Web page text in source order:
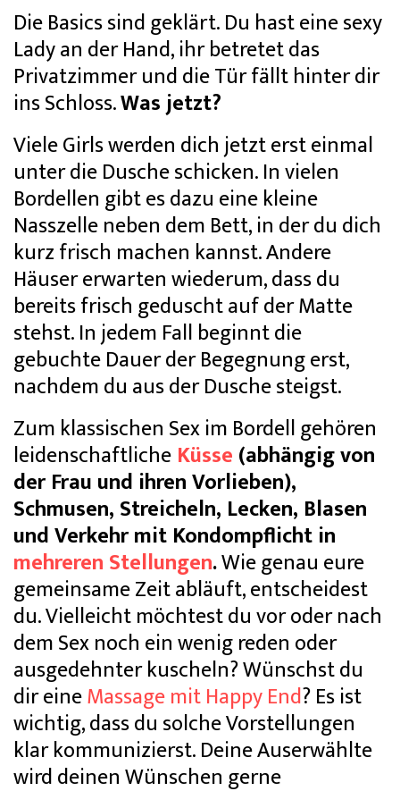
Die Basics sind geklärt. Du hast eine sexy
Lady an der Hand, ihr betretet das
Privatzimmer und die Tür fällt hinter dir
ins Schloss.Was jetzt?
Viele Girls werden dich jetzt erst einmal
unter die Dusche schicken. In vielen
Bordellen gibt es dazu eine kleine
Nasszelle neben dem Bett, in der du dich
kurz frisch machen kannst. Andere
Häuser erwarten wiederum, dass du
bereits frisch geduscht auf der Matte
stehst. In jedem Fall beginnt die
gebuchte Dauer der Begegnung erst,
nachdem du aus der Dusche steigst.
Zum klassischen Sex im Bordell gehören
leidenschaftliche Küsse (abhängig von
der Frau und ihren Vorlieben),
Schmusen, Streicheln, Lecken, Blasen
und Verkehr mit Kondompflicht in
mehreren Stellungen.Wie genau eure
gemeinsame Zeit abläuft, entscheidest
du. Vielleicht möchtest du vor oder nach
dem Sex noch ein wenig reden oder
ausgedehnter kuscheln? Wünschst du
dir eineMassage mit Happy End? Es ist
wichtig, dass du solche Vorstellungen
klar kommunizierst. Deine Auserwählte
wird deinen Wünschen gerne